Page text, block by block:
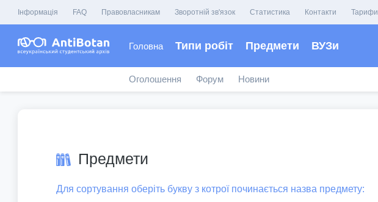
Інформація FAQ Правовласникам Зворотній зв'язок Статистика Контакти Тарифи
Оголошення Форум Новини
Головна Типи робіт Предмети ВУЗи
Предмети
Для сортування оберіть букву з котрої починається назва предмету: